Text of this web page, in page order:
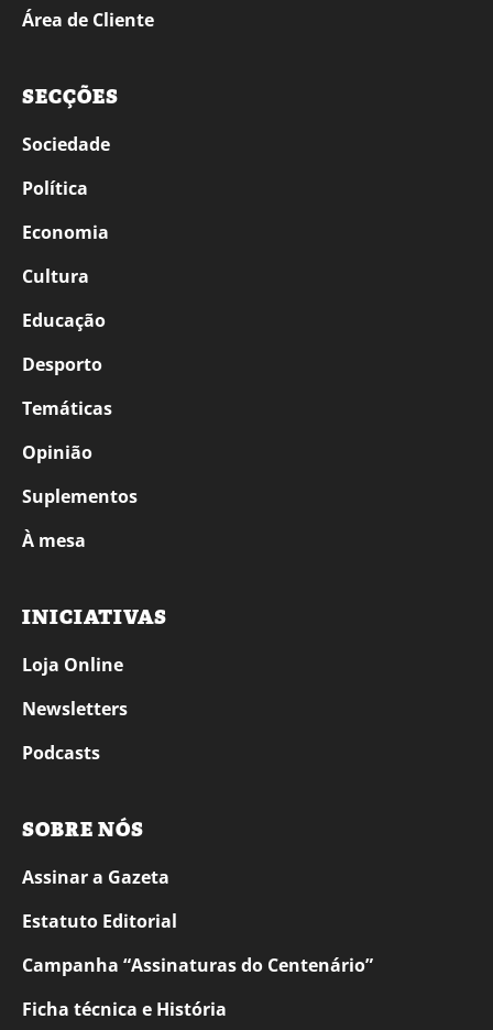
Área de Cliente
SECÇÕES
Sociedade
Política
Economia
Cultura
Educação
Desporto
Temáticas
Opinião
Suplementos
À mesa
INICIATIVAS
Loja Online
Newsletters
Podcasts
SOBRE NÓS
Assinar a Gazeta
Estatuto Editorial
Campanha “Assinaturas do Centenário”
Ficha técnica e História